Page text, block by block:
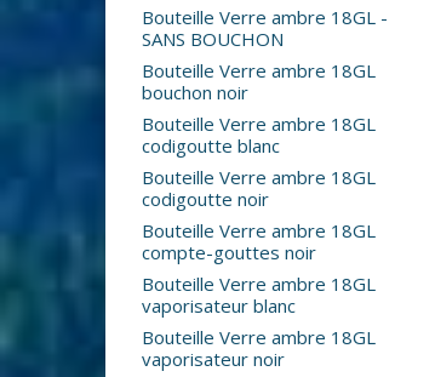
Bouteille Verre ambre 18GL -
SANS BOUCHON
Bouteille Verre ambre 18GL
bouchon noir
Bouteille Verre ambre 18GL
codigoutte blanc
Bouteille Verre ambre 18GL
codigoutte noir
Bouteille Verre ambre 18GL
compte-gouttes noir
Bouteille Verre ambre 18GL
vaporisateur blanc
Bouteille Verre ambre 18GL
vaporisateur noir